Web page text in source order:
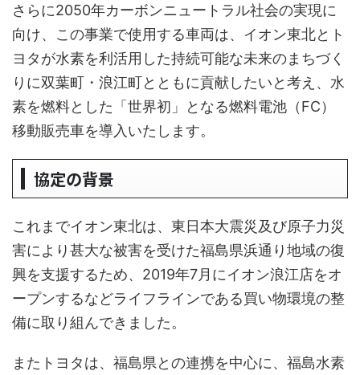
さらに2050年カーボンニュートラル社会の実現に
向け、この事業で使用する車両は、イオン東北とト
ヨタが水素を利活用した持続可能な未来のまちづく
りに双葉町・浪江町とともに貢献したいと考え、水
素を燃料とした「世界初」となる燃料電池（FC）
移動販売車を導入いたします。
協定の背景
これまでイオン東北は、東日本大震災及び原子力災
害により甚大な被害を受けた福島県浜通り地域の復
興を支援するため、2019年7月にイオン浪江店をオ
ープンするなどライフラインである買い物環境の整
備に取り組んできました。
またトヨタは、福島県との連携を中心に、福島水素